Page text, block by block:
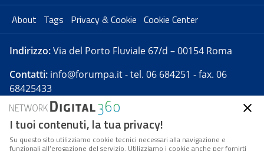
About Tags Privacy & Cookie Cookie Center
Indirizzo:Via del Porto Fluviale 67/d – 00154 Roma
Contatti: info@forumpa.it- tel. 06 684251 - fax. 06
68425433
Forumpa.itè una pubblicazione telematica iscritta
presso Registro della stampa del Tribunale di Roma -
I tuoi contenuti, la tua privacy!
Su questo sito utilizziamo cookie tecnici necessari alla navigazione e
funzionali all’erogazione del servizio. Utilizziamo i cookie anche per fornirti